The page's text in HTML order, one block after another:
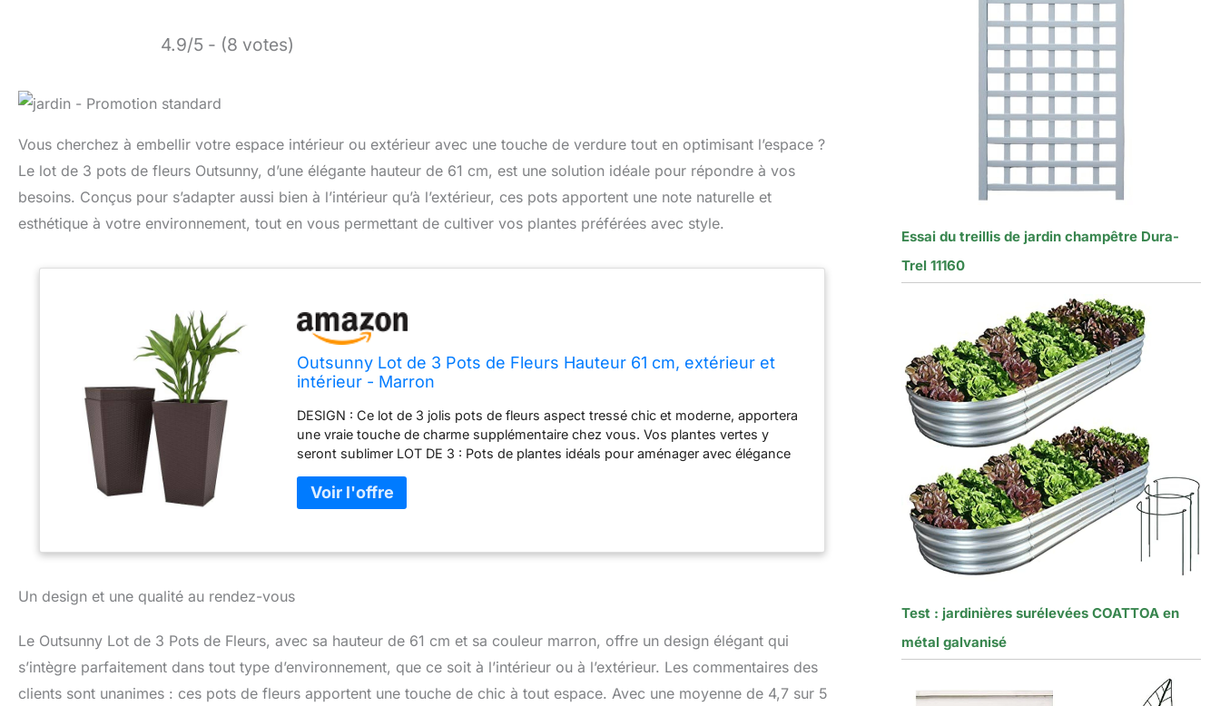
4.9/5 - (8 votes)
Vous cherchez à embellir votre espace intérieur ou extérieur avec une touche de verdure tout en optimisant l’espace ?
Le lot de 3 pots de fleurs Outsunny, d’une élégante hauteur de 61 cm, est une solution idéale pour répondre à vos
besoins. Conçus pour s’adapter aussi bien à l’intérieur qu’à l’extérieur, ces pots apportent une note naturelle et
esthétique à votre environnement, tout en vous permettant de cultiver vos plantes préférées avec style.
Outsunny Lot de 3 Pots de Fleurs Hauteur 61 cm, extérieur et
intérieur - Marron
DESIGN : Ce lot de 3 jolis pots de fleurs aspect tressé chic et moderne, apportera
une vraie touche de charme supplémentaire chez vous. Vos plantes vertes y
seront sublimer LOT DE 3 : Pots de plantes idéals pour aménager avec élégance
plastique peuvent être percés un trou de drainage afin que l'eau puisse s'écouler
correctement SOLIDE ET DURABLE : Ce lot de trois pots de fleurs carré est
culture sont à la fois légers et solides pour un usage prolongé en extérieur
Un design et une qualité au rendez-vous
Le Outsunny Lot de 3 Pots de Fleurs, avec sa hauteur de 61 cm et sa couleur marron, offre un design élégant qui
s’intègre parfaitement dans tout type d’environnement, que ce soit à l’intérieur ou à l’extérieur. Les commentaires des
clients sont unanimes : ces pots de fleurs apportent une touche de chic à tout espace. Avec une moyenne de 4,7 sur 5
Essai du treillis de jardin champêtre Dura-
Trel 11160
Test : jardinières surélevées COATTOA en
métal galvanisé